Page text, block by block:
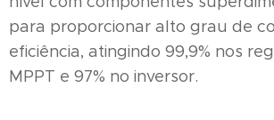
para proporcionar alto grau de
eficiência, atingindo 99,9% nos
MPPT e 97% no inversor.